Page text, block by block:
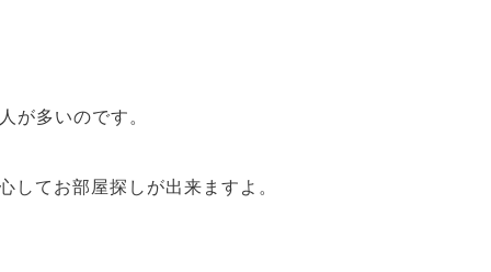
が多いのです。
てお部屋探しが出来ますよ。